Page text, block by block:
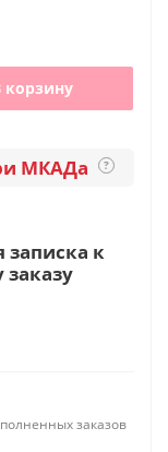
корзину
МКАДа ?
записка к
заказов